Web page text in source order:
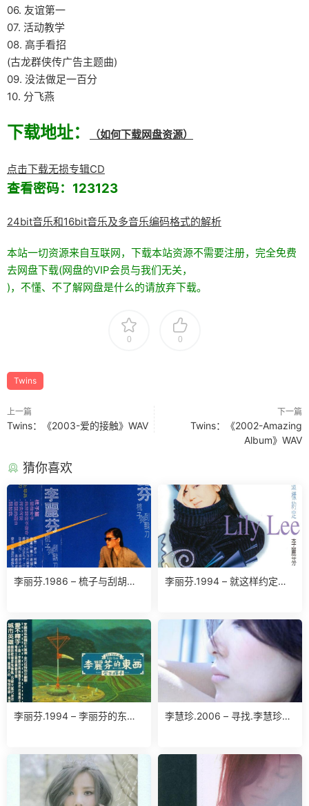
06. 友谊第一
07. 活动教学
08. 高手看招
(古龙群侠传广告主题曲)
09. 没法做足一百分
10. 分飞燕
下载地址： （如何下载网盘资源）
点击下载无损专辑CD
查看密码：123123
24bit音乐和16bit音乐及多音乐编码格式的解析
本站一切资源来自互联网，下载本站资源不需要注册，完全免费
去网盘下载(网盘的VIP会员与我们无关，
)，不懂、不了解网盘是什么的请放弃下载。
0 0
Twins
上一篇
Twins：《2003-爱的接触》WAV
下一篇
Twins：《2002-Amazing
Album》WAV
猜你喜欢
李丽芬.1986 – 梳子与刮胡刀
E】
李丽芬.1994 – 就这样约定
李丽芬.1994 – 李丽芬的东西.
李慧珍.2006 – 寻找.李慧珍